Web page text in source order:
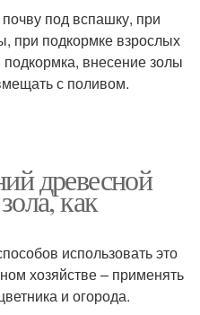
под вспашку, при
при подкормке взрослых
внесение золы
с поливом.
древесной
как
использовать это
хозяйстве – применять
и огорода.